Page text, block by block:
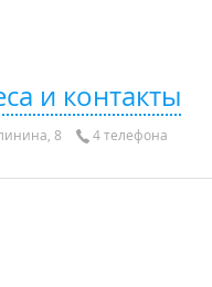
и контакты
8 4 телефона